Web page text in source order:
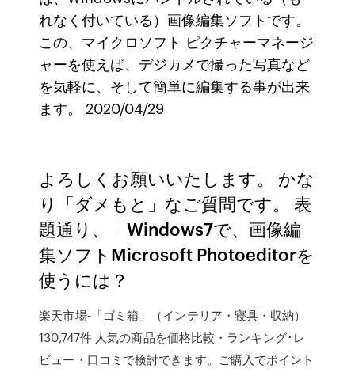
れなく付いている）画像編集ソフトです。
この、マイクロソフト ピクチャーマネージ
ャーを使えば、デジカメで撮った写真など
を気軽に、そして簡単に編集する事が出来
ます。 2020/04/29
よろしくお願いいたします。 かな
り「ダメもと」なご質問です。 表
題通り、「Windows7で、画像編
集ソフトMicrosoft Photoeditorを
使うには？
楽天市場-「ゴミ箱」（インテリア・寝具・収納）
130,747件 人気の商品を価格比較・ランキング･レ
ビュー・口コミで検討できます。ご購入でポイント